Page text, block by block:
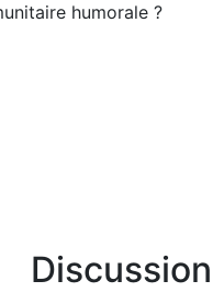
humorale ?
Discussion